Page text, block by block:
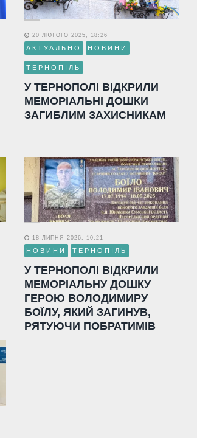
20 ЛЮТОГО 2025, 18:26
АКТУАЛЬНО НОВИНИ
ТЕРНОПІЛЬ
У ТЕРНОПОЛІ ВІДКРИЛИ
МЕМОРІАЛЬНІ ДОШКИ
ЗАГИБЛИМ ЗАХИСНИКАМ
18 ЛИПНЯ 2026, 10:21
НОВИНИ ТЕРНОПІЛЬ
У ТЕРНОПОЛІ ВІДКРИЛИ
МЕМОРІАЛЬНУ ДОШКУ
ГЕРОЮ ВОЛОДИМИРУ
БОЇЛУ, ЯКИЙ ЗАГИНУВ,
РЯТУЮЧИ ПОБРАТИМІВ